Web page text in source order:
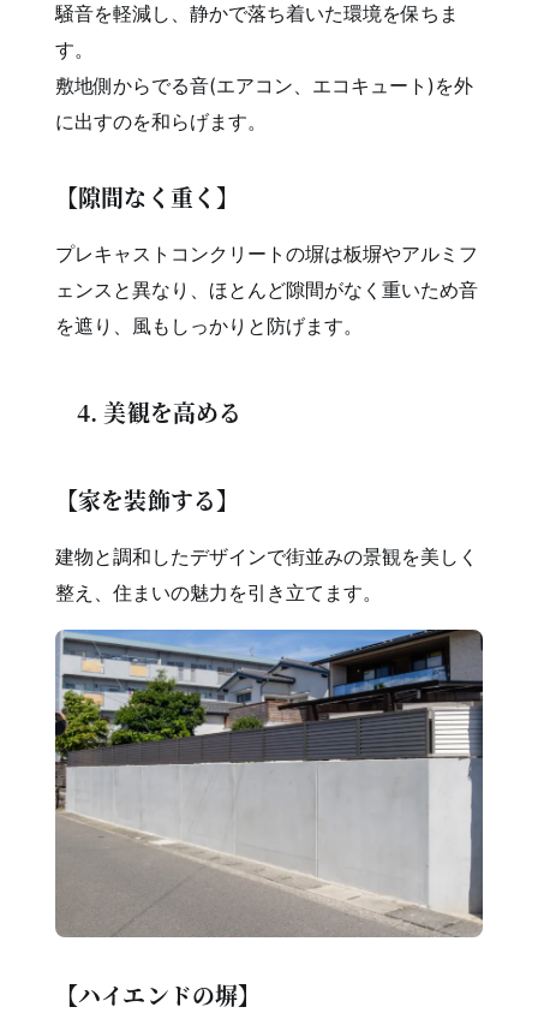
騒音を軽減し、静かで落ち着いた環境を保ちま
す。
敷地側からでる音(エアコン、エコキュート)を外
に出すのを和らげます。
【隙間なく重く】
プレキャストコンクリートの塀は板塀やアルミフ
ェンスと異なり、ほとんど隙間がなく重いため音
を遮り、風もしっかりと防げます。
4. 美観を高める
【家を装飾する】
建物と調和したデザインで街並みの景観を美しく
整え、住まいの魅力を引き立てます。
【ハイエンドの塀】